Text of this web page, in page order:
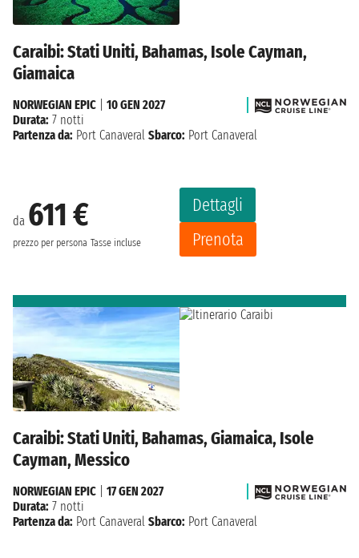
Caraibi: Stati Uniti, Bahamas, Isole Cayman,
Giamaica
da 611 €
prezzo per persona Tasse incluse
Dettagli
Prenota
NORWEGIAN EPIC
10 GEN 2027
Durata: 7 notti
Partenza da: Port Canaveral Sbarco: Port Canaveral
Caraibi: Stati Uniti, Bahamas, Giamaica, Isole
Cayman, Messico
NORWEGIAN EPIC
17 GEN 2027
Durata: 7 notti
Partenza da: Port Canaveral Sbarco: Port Canaveral